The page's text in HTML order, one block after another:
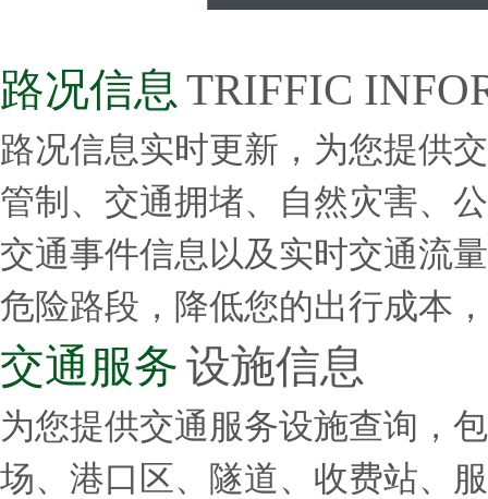
路况信息 TRIFFIC
路况信息实时更新，为您提供
管制、交通拥堵、自然灾害、
交通事件信息以及实时交通流
危险路段，降低您的出行成本
交通服务设施信息
为您提供交通服务设施查询，
场、港口区、隧道、收费站、